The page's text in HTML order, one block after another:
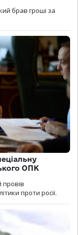
брав гроші за
ОПК
проти росії.